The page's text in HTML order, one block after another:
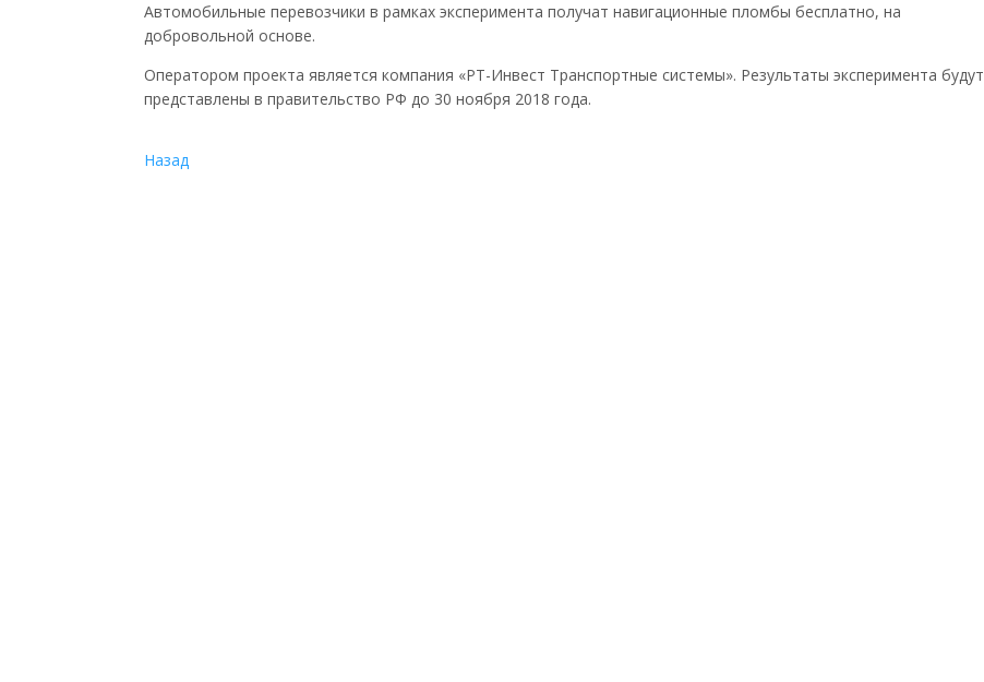
Автомобильные перевозчики в рамках эксперимента получат навигационные пломбы бесплатно, на
добровольной основе.
Оператором проекта является компания «РТ-Инвест Транспортные системы». Результаты эксперимента будут
представлены в правительство РФ до 30 ноября 2018 года.
Назад